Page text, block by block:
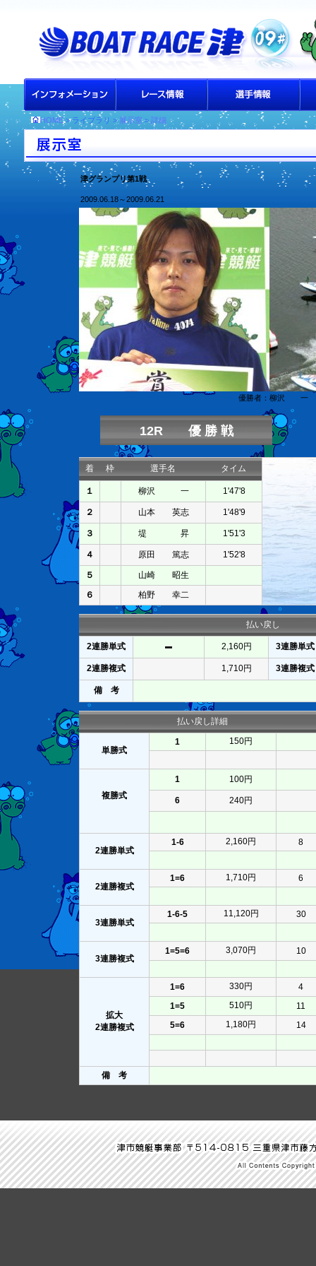
HOME> ライブラリ > 展示室>詳細
津グランプリ第1戦
2009.06.18～2009.06.21
優勝者：柳沢 一
12R 優 勝 戦
着 枠 選手名 タイム
１ 柳沢 一 1'47'8
２ 山本 英志 1'48'9
３ 堤 昇 1'51'3
４ 原田 篤志 1'52'8
５
山崎 昭生
６
柏野 幸二
払い戻し
2連勝単式 2,160円 3連勝単式
2連勝複式 1,710円 3連勝複式
備 考
払い戻し詳細
単勝式
1 150円
複勝式
1 100円
6 240円
2連勝単式
1-6 2,160円 8
2連勝複式
1=6 1,710円 6
3連勝単式
1-6-5 11,120円 30
3連勝複式
1=5=6 3,070円 10
拡大
2連勝複式
1=6 330円
4
1=5
510円
11
5=6
1,180円 14
備 考